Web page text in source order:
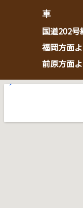
車
国道202号
福岡方面
前原方面